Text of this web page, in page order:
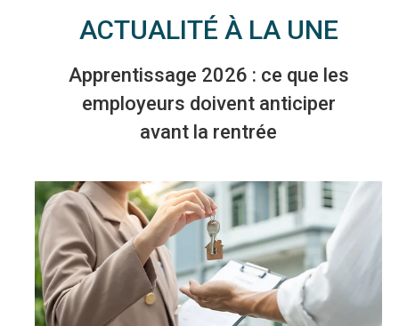
ACTUALITÉ À LA UNE
Apprentissage 2026 : ce que les
employeurs doivent anticiper
avant la rentrée